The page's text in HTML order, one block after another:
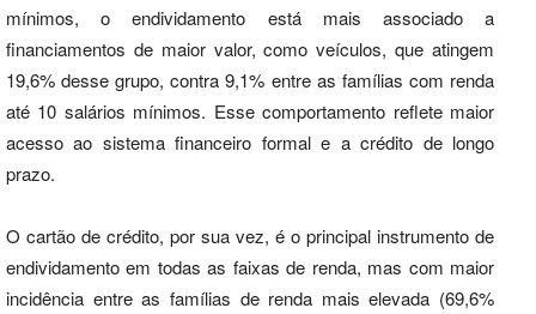
mínimos, o endividamento está mais associado a
financiamentos de maior valor, como veículos, que atingem
19,6% desse grupo, contra 9,1% entre as famílias com renda
até 10 salários mínimos. Esse comportamento reflete maior
acesso ao sistema financeiro formal e a crédito de longo
prazo.
O cartão de crédito, por sua vez, é o principal instrumento de
endividamento em todas as faixas de renda, mas com maior
incidência entre as famílias de renda mais elevada (69,6%